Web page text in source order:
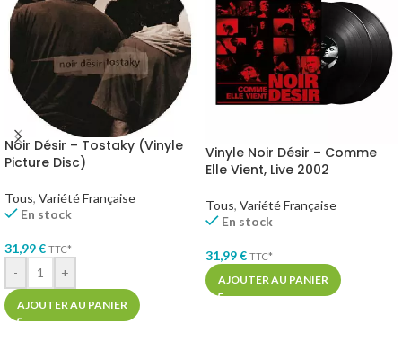
Noir Désir – Tostaky (Vinyle
Picture Disc)
Tous, Variété Française
En stock
31,99€ TTC*
- +
AJOUTER AU PANIER
Vinyle Noir Désir – Comme
Elle Vient, Live 2002
Tous, Variété Française
En stock
31,99€ TTC*
AJOUTER AU PANIER